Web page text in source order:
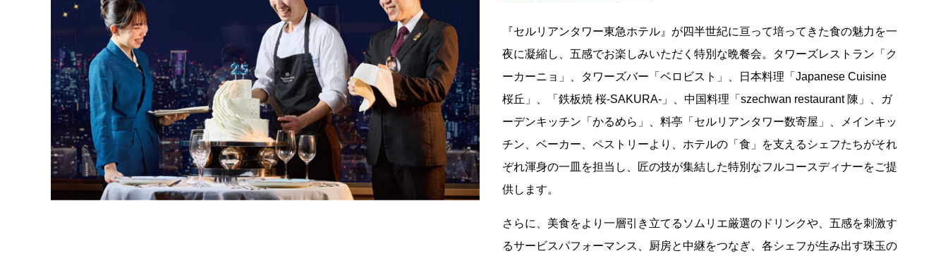
『セルリアンタワー東急ホテル』が四半世紀に亘って培ってきた食の魅力を一
夜に凝縮し、五感でお楽しみいただく特別な晩餐会。タワーズレストラン「ク
ーカーニョ」、タワーズバー「ベロビスト」、日本料理「Japanese Cuisine
桜丘」、「鉄板焼 桜-SAKURA-」、中国料理「szechwan restaurant 陳」、ガ
ーデンキッチン「かるめら」、料亭「セルリアンタワー数寄屋」、メインキッ
チン、ベーカー、ペストリーより、ホテルの「食」を支えるシェフたちがそれ
ぞれ渾身の一皿を担当し、匠の技が集結した特別なフルコースディナーをご提
供します。
さらに、美食をより一層引き立てるソムリエ厳選のドリンクや、五感を刺激す
るサービスパフォーマンス、厨房と中継をつなぎ、各シェフが生み出す珠玉の